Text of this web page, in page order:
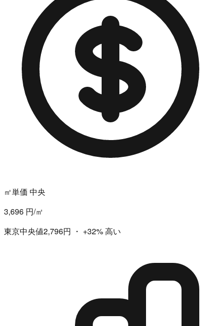
㎡単価 中央
3,696 円/㎡
東京中央値2,796円 ・ +32%高い